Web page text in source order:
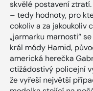
skvělé postavení
– tedy hodnoty, pro
cokoliv a za jakoukoliv
„jarmarku marnosti“
král módy Hamid,
americká herečka
ctižádostivý policejní
že vyřeší největší